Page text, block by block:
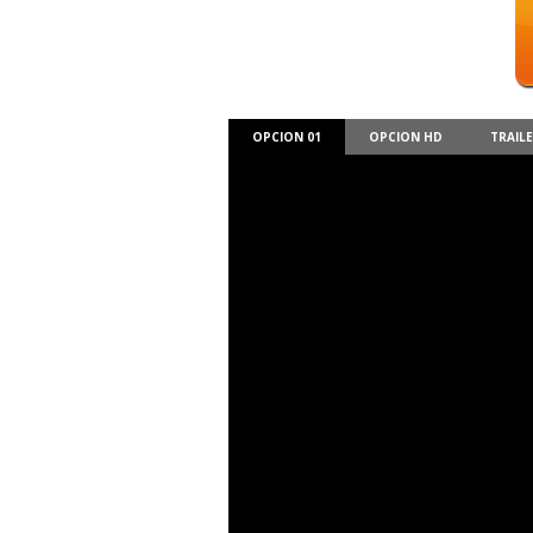
OPCION 01 OPCION HD